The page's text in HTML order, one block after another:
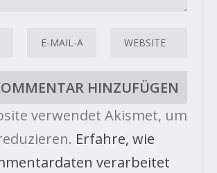
verwendet Akismet, um
Erfahre, wie
verarbeitet